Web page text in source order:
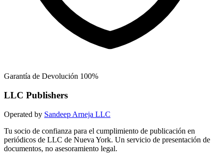
Garantía de Devolución 100%
LLC Publishers
Operated by Sandeep Arneja LLC
Tu socio de confianza para el cumplimiento de publicación en
periódicos de LLC de Nueva York. Un servicio de presentación de
documentos, no asesoramiento legal.